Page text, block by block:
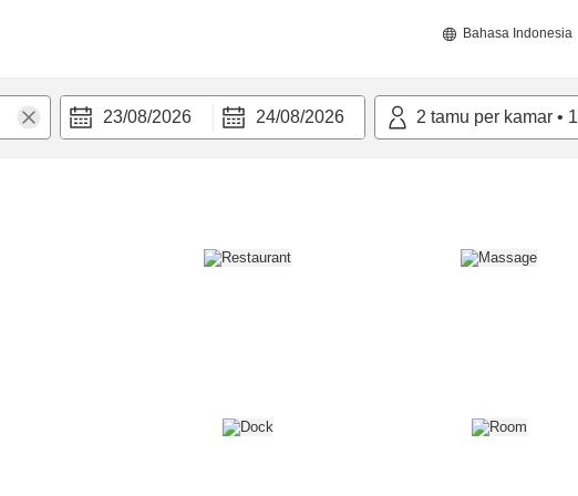
Bahasa Indonesia
23/08/2026 24/08/2026 2 tamu per kamar • 1